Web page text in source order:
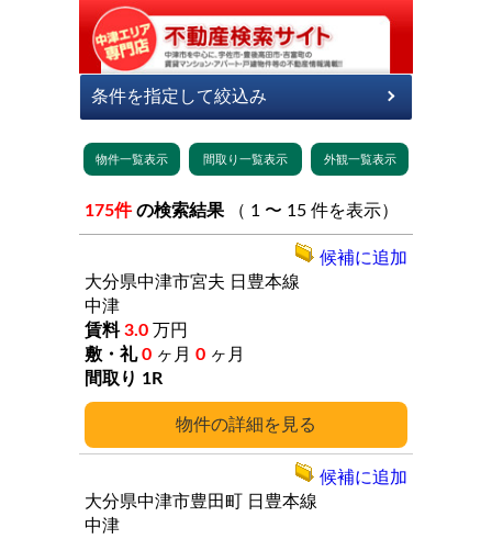
175件 の検索結果 （ 1 〜 15 件を表示）
詳細
大分県中津市宮夫 日豊本線
中津
3.0 万円
0 ヶ月 0 ヶ月
1R
候補に追加
大分県中津市豊田町
日豊本線
中津
候補に追加